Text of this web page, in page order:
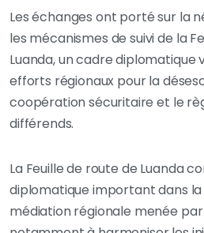
Les échanges ont porté sur la
les mécanismes de suivi de la
Luanda, un cadre diplomatique
efforts régionaux pour la
coopération sécuritaire et le
différends.
La Feuille de route de Luanda
diplomatique important dans
médiation régionale menée par